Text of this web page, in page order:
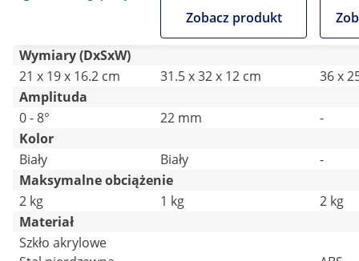
18 cm
Zobacz produkt
Wymiary (DxSxW)
21 x 19 x 16.2 cm
31.5 x 32 x 12 cm
36 x
Amplituda
0 - 8°
22 mm
-
Kolor
Biały
Biały
-
Maksymalne obciążenie
2 kg
1 kg
2 kg
Materiał
Szkło akrylowe